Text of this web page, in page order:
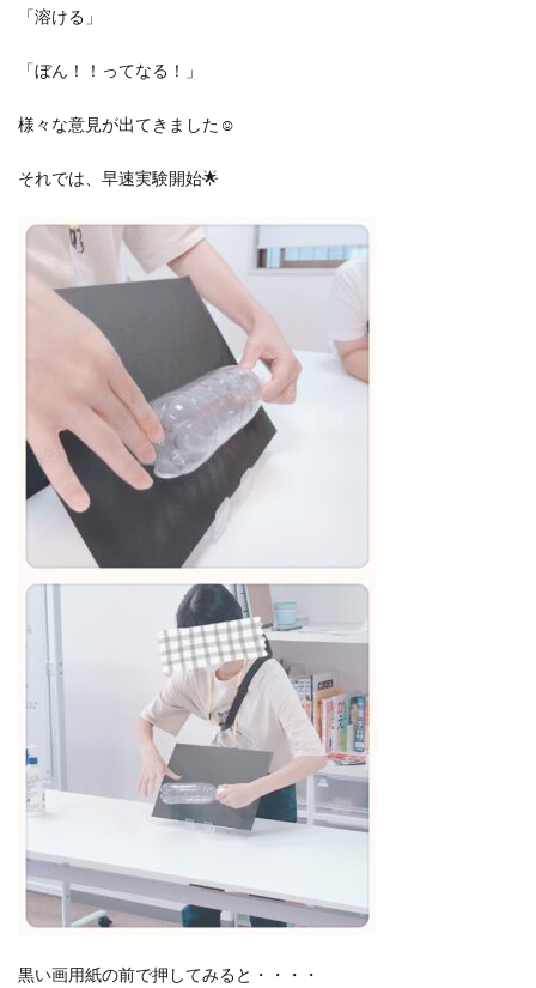
「溶ける」
「ぼん！！ってなる！」
様々な意見が出てきました☺
それでは、早速実験開始🌟
黒い画用紙の前で押してみると・・・・